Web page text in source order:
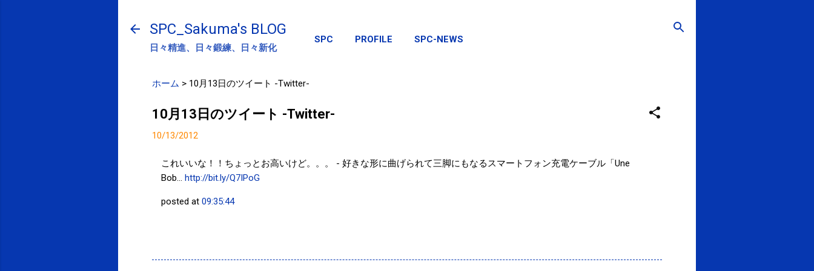
SPC_Sakuma's BLOG
日々精進、日々鍛練、日々新化
SPC PROFILE SPC-NEWS
ホーム > 10月13日のツイート -Twitter-
10月13日のツイート -Twitter-
10/13/2012
これいいな！！ちょっとお高いけど。。。 - 好きな形に曲げられて三脚にもなるスマートフォン充電ケーブル「Une
Bob... http://bit.ly/Q7IPoG
posted at 09:35:44